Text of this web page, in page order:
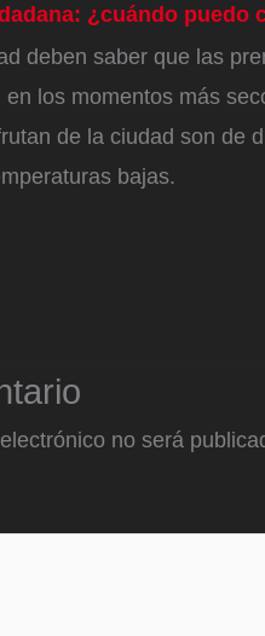
¿cuándo puedo
deben saber que las
los momentos más
de la ciudad son de
bajas.
no será